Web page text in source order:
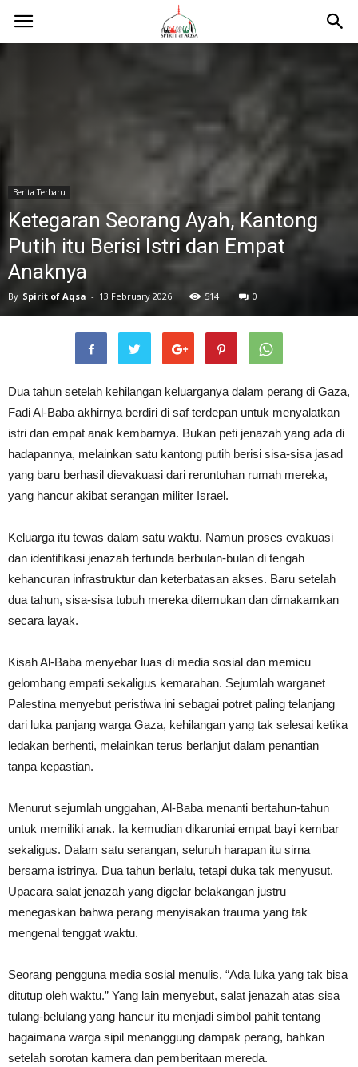
Berita Terbaru
Ketegaran Seorang Ayah, Kantong
Putih itu Berisi Istri dan Empat
Anaknya
By Spirit of Aqsa - 13 February 2026 514 0
Dua tahun setelah kehilangan keluarganya dalam perang di Gaza,
Fadi Al-Baba akhirnya berdiri di saf terdepan untuk menyalatkan
istri dan empat anak kembarnya. Bukan peti jenazah yang ada di
hadapannya, melainkan satu kantong putih berisi sisa-sisa jasad
yang baru berhasil dievakuasi dari reruntuhan rumah mereka,
yang hancur akibat serangan militer Israel.
Keluarga itu tewas dalam satu waktu. Namun proses evakuasi
dan identifikasi jenazah tertunda berbulan-bulan di tengah
kehancuran infrastruktur dan keterbatasan akses. Baru setelah
dua tahun, sisa-sisa tubuh mereka ditemukan dan dimakamkan
secara layak.
Kisah Al-Baba menyebar luas di media sosial dan memicu
gelombang empati sekaligus kemarahan. Sejumlah warganet
Palestina menyebut peristiwa ini sebagai potret paling telanjang
dari luka panjang warga Gaza, kehilangan yang tak selesai ketika
ledakan berhenti, melainkan terus berlanjut dalam penantian
tanpa kepastian.
Menurut sejumlah unggahan, Al-Baba menanti bertahun-tahun
untuk memiliki anak. Ia kemudian dikaruniai empat bayi kembar
sekaligus. Dalam satu serangan, seluruh harapan itu sirna
bersama istrinya. Dua tahun berlalu, tetapi duka tak menyusut.
Upacara salat jenazah yang digelar belakangan justru
menegaskan bahwa perang menyisakan trauma yang tak
mengenal tenggat waktu.
Seorang pengguna media sosial menulis, “Ada luka yang tak bisa
ditutup oleh waktu.” Yang lain menyebut, salat jenazah atas sisa
tulang-belulang yang hancur itu menjadi simbol pahit tentang
bagaimana warga sipil menanggung dampak perang, bahkan
setelah sorotan kamera dan pemberitaan mereda.